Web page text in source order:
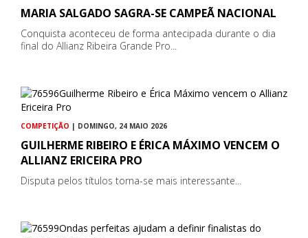
MARIA SALGADO SAGRA-SE CAMPEÃ NACIONAL
Conquista aconteceu de forma antecipada durante o dia
final do Allianz Ribeira Grande Pro...
COMPETIÇÃO | DOMINGO, 24 MAIO 2026
GUILHERME RIBEIRO E ÉRICA MÁXIMO VENCEM O
ALLIANZ ERICEIRA PRO
Disputa pelos títulos torna-se mais interessante...